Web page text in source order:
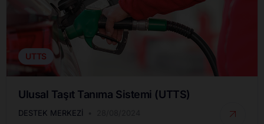
UTTS
Ulusal Taşıt Tanıma Sistemi (UTTS)
DESTEK MERKEZI